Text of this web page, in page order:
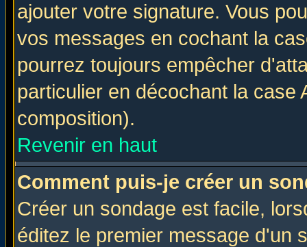
ajouter votre signature. Vous
vos messages en cochant la
pourrez toujours empêcher
particulier en décochant la
composition).
Revenir en haut
Comment puis-je créer un
Créer un sondage est facile,
éditez le premier message d'un